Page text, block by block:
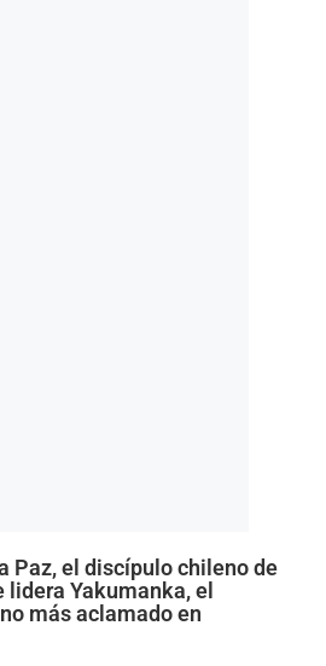
Paz, el discípulo chileno de
lidera Yakumanka, el
más aclamado en